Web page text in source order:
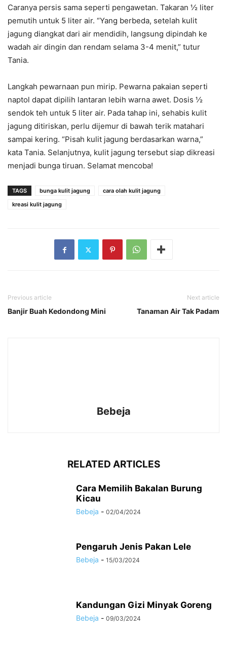
Caranya persis sama seperti pengawetan. Takaran ½ liter
pemutih untuk 5 liter air. “Yang berbeda, setelah kulit
jagung diangkat dari air mendidih, langsung dipindah ke
wadah air dingin dan rendam selama 3-4 menit,” tutur
Tania.
Langkah pewarnaan pun mirip. Pewarna pakaian seperti
naptol dapat dipilih lantaran lebih warna awet. Dosis ½
sendok teh untuk 5 liter air. Pada tahap ini, sehabis kulit
jagung ditiriskan, perlu dijemur di bawah terik matahari
sampai kering. “Pisah kulit jagung berdasarkan warna,”
kata Tania. Selanjutnya, kulit jagung tersebut siap dikreasi
menjadi bunga tiruan. Selamat mencoba!
TAGS bunga kulit jagung
cara olah kulit jagung
kreasi kulit jagung
Previous article
Banjir Buah Kedondong Mini
Next article
Tanaman Air Tak Padam
Bebeja
RELATED ARTICLES
Cara Memilih Bakalan Burung
Kicau
Bebeja - 02/04/2024
Pengaruh Jenis Pakan Lele
Bebeja - 15/03/2024
Kandungan Gizi Minyak Goreng
Bebeja - 09/03/2024